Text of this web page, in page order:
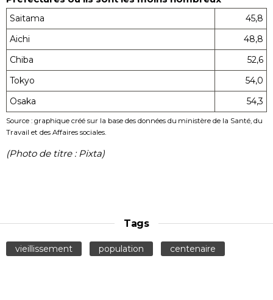
Saitama
45,8
Aichi
48,8
Chiba
52,6
Tokyo
54,0
Osaka
54,3
Source : graphique créé sur la base des données du ministère de la Santé, du
Travail et des Affaires sociales.
(Photo de titre : Pixta)
Tags
vieillissement population centenaire